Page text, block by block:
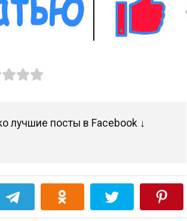
лучшие посты в Facebook ↓